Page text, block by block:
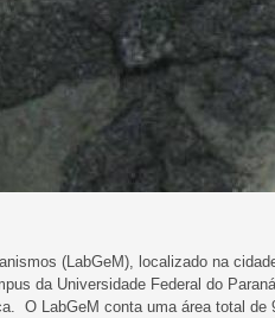
(LabGeM), localizado na
da Universidade Federal do
O LabGeM conta uma área total de